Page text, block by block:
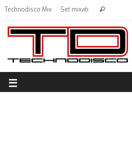
Technodisco Mix Set mixati